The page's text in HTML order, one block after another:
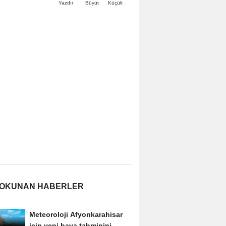
Yazdır Büyüt Küçült
HABERLER
Meteoroloji Afyonkarahisar